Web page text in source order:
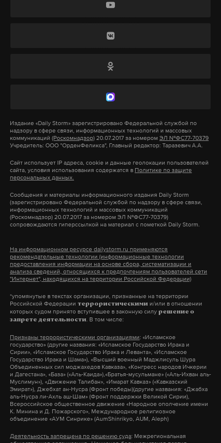
заправках «Киришиавтосервиса» в Санкт-
пригородных заправок «Роснефти» АИ-95 и АИ-92
топливного бака современных машин в среднем
Источники издания на нефтяном рынке
логистических цепочек. Сейчас бензин
приходится возить не только из Ленобласти, но и
из более удаленных от Петербурга мест, поэтому
вырос срок доставки, говорят собеседники газеты.
Республики Константин Роговенко сообщил, что в
регионе временно ограничили продажу
также дизельное топливо будут продавать не
более чем по 20 литров в сутки.
С 31 мая ограничения на продажу бензина АИ-92
ввели в Крыму — не больше 20 литров на
автомобиль.
Подпишитесь на Daily Storm вMAX. Он
работает там, где тормозит интернет.
Издание «Daily Storm» зарегистрировано Федеральной службой по
надзору в сфере связи, информационных технологий и массовых
коммуникаций (Роскомнадзор) 20.07.2017 за номером ЭЛ №ФС77-70379
Учредитель: ООО "ОрденФеликса", Главный редактор: Таразевич А.А.
Сайт использует IP адреса, cookie и данные геолокации пользователей
сайта, условия использования содержатся в Политике по защите
персональных данных.
Сообщения и материалы информационного издания Daily Storm
(зарегистрировано Федеральной службой по надзору в сфере связи,
информационных технологий и массовых коммуникаций
(Роскомнадзор) 20.07.2017 за номером ЭЛ №ФС77-70379)
сопровождаются гиперссылкой на материал с пометкой Daily Storm.
На информационном ресурсе dailystorm.ru применяются
рекомендательные технологии (информационные технологии
предоставления информации на основе сбора, систематизации и
анализа сведений, относящихся к предпочтениям пользователей сети
"Интернет", находящихся на территории Российской Федерации)
*упомянутые в текстах организации, признанные на территории
Российской Федерации террористическими и/или в отношении
которых судом принято вступившее в законную силу решение о
запрете деятельности. В том числе:
Признаны террористическими организациями: «Исламское
государство» (другие названия: «Исламское Государство Ирака и
Сирии», «Исламское Государство Ирака и Леванта», «Исламское
Государство Ирака и Шама»), «Высший военный Маджлисуль Шура
Объединенных сил моджахедов Кавказа», «Конгресс народов Ичкерии
и Дагестана», «База» («Аль-Каида»),«Братья-мусульмане» («Аль-Ихван аль-
Муслимун»), «Движение Талибан», «Имарат Кавказ» («Кавказский
Эмират»), Джебхат ан-Нусра (Фронт победы)(другие названия: «Джабха
аль-Нусра ли-Ахль аш-Шам» (Фронт поддержки Великой Сирии),
Всероссийское общественное движение «Народное ополчение имени
К. Минина и Д. Пожарского», Международное религиозное
объединение «АУМ Синрике» (AumShinrikyo, AUM, Aleph)
Деятельность запрещена по решению суда: Межрегиональная